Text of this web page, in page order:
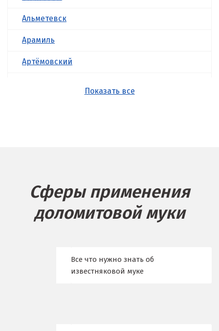
Альметевск
Арамиль
Артёмовский
Берёзовский
Бисерть
Показать все
Сферы применения
доломитовой муки
Все что нужно знать об
известняковой муке